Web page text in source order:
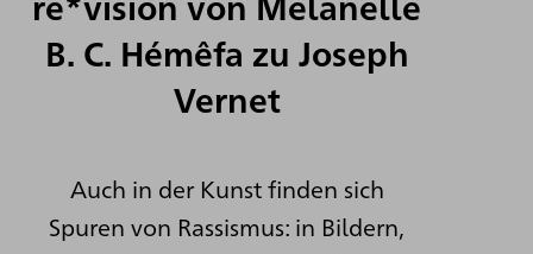
B. C. Hémêfa zu Joseph
Vernet
Auch in der Kunst finden sich
Spuren von Rassismus: in Bildern,